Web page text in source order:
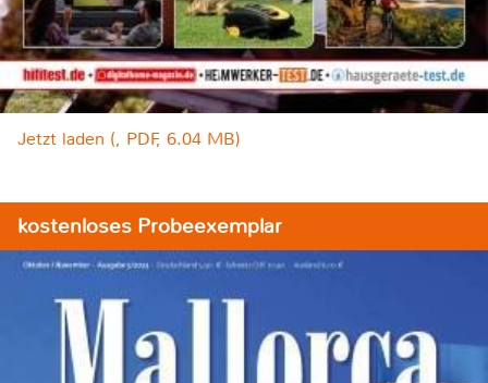
Jetzt laden (, PDF, 6.04 MB)
kostenloses Probeexemplar